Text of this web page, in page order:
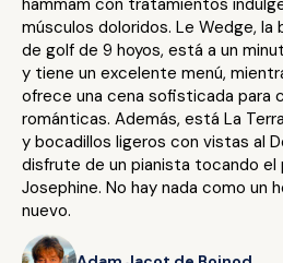
hammam con tratamientos
músculos doloridos. Le Wedge, la
de golf de 9 hoyos, está a un
y tiene un excelente menú,
ofrece una cena sofisticada para
románticas. Además, está La
y bocadillos ligeros con vistas al
disfrute de un pianista tocando el
Josephine. No hay nada como un
nuevo.